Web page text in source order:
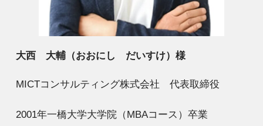
大西 大輔（おおにし だいすけ）様
MICTコンサルティング株式会社 代表取締役
2001年一橋大学大学院（MBAコース）卒業